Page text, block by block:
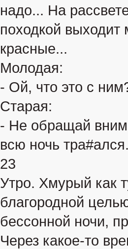
надо... На
походкой
красные...
Молодая:
- Ой, что это с
Старая:
- Не обращай
всю ночь
23
Утро. Хмурый как
благородной
бессонной ночи,
Через какое-то